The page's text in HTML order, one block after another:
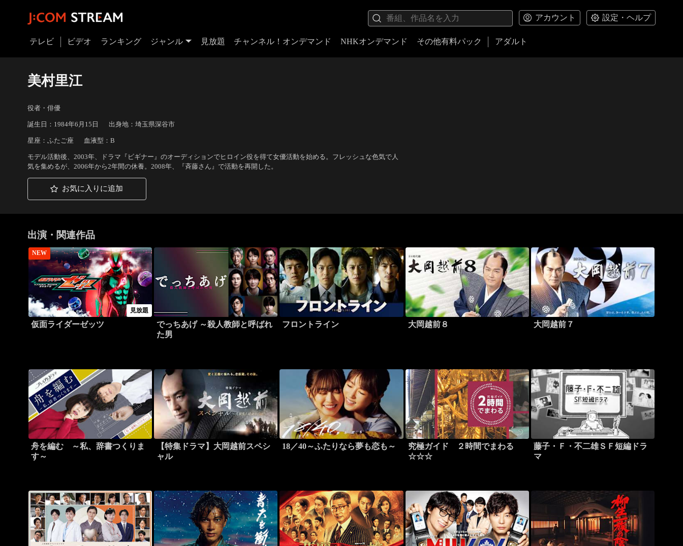
アカウント 設定・ヘルプ
テレビ ビデオ ランキング ジャンル 見放題 チャンネル！オンデマンド NHKオンデマンド その他有料パック アダルト
美村里江
役者・俳優
誕生日：1984年6月15日 出身地：埼玉県深谷市
星座：ふたご座 血液型：B
モデル活動後、2003年、ドラマ『ビギナー』のオーディションでヒロイン役を得て女優活動を始める。フレッシュな色気で人
気を集めるが、2006年から2年間の休養。2008年、『斉藤さん』で活動を再開した。
お気に入りに追加
出演・関連作品
NEW
見放題
仮面ライダーゼッツ
でっちあげ ～殺人教師と呼ばれ
た男
フロントライン 大岡越前８ 大岡越前７
舟を編む ～私、辞書つくりま
す～
【特集ドラマ】大岡越前スペシ
ャル
18／40～ふたりなら夢も恋も～
究極ガイド ２時間でまわる
☆☆☆
藤子・Ｆ・不二雄ＳＦ短編ドラ
マ